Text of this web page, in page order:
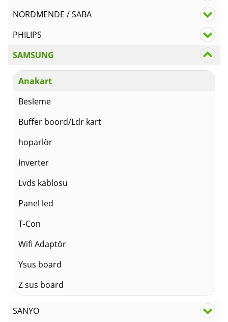
NORDMENDE / SABA
PHILIPS
SAMSUNG
Anakart
Besleme
Buffer boord/Ldr kart
hoparlör
Inverter
Lvds kablosu
Panel led
T-Con
Wifi Adaptör
Ysus board
Z sus board
SANYO